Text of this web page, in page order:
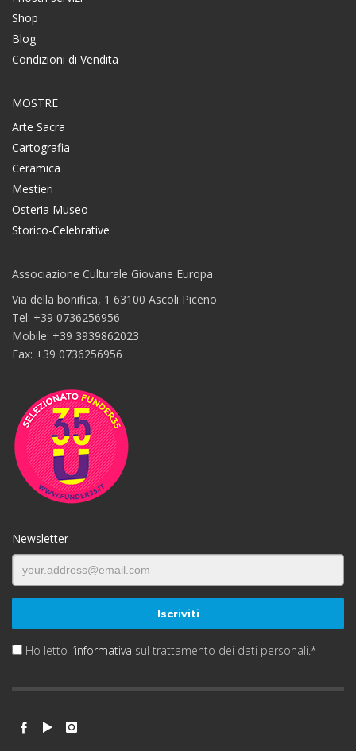
Shop
Blog
Condizioni di Vendita
MOSTRE
Arte Sacra
Cartografia
Ceramica
Mestieri
Osteria Museo
Storico-Celebrative
Associazione Culturale Giovane Europa
Via della bonifica, 1 63100 Ascoli Piceno
Tel: +39 0736256956
Mobile: +39 3939862023
Fax: +39 0736256956
Newsletter
Ho letto l’informativa sul trattamento dei dati personali.*